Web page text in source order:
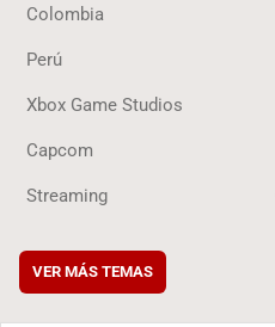
Colombia
Perú
Xbox Game Studios
Capcom
Streaming
VER MÁS TEMAS